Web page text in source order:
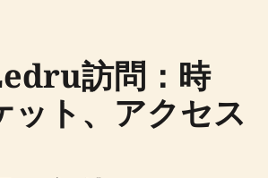
訪問：時
ット、アクセス